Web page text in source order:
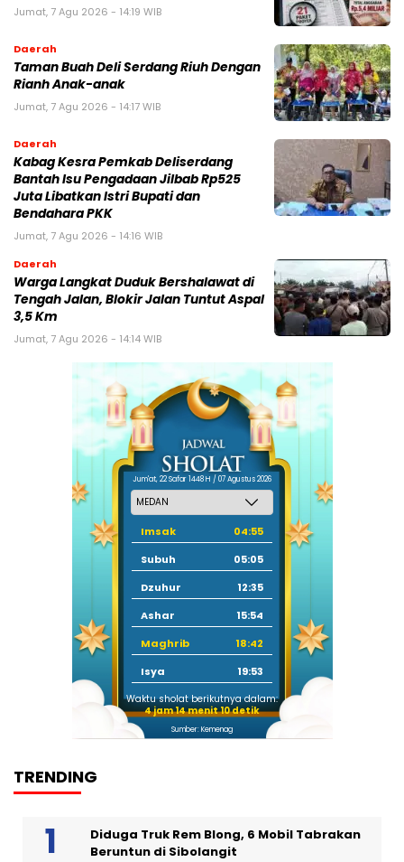
Jumat, 7 Agu 2026 - 14:19 WIB
Daerah
Taman Buah Deli Serdang Riuh Dengan
Rianh Anak-anak
Jumat, 7 Agu 2026 - 14:17 WIB
Daerah
Kabag Kesra Pemkab Deliserdang
Bantah Isu Pengadaan Jilbab Rp525
Juta Libatkan Istri Bupati dan
Bendahara PKK
Jumat, 7 Agu 2026 - 14:16 WIB
Daerah
Warga Langkat Duduk Bershalawat di
Tengah Jalan, Blokir Jalan Tuntut Aspal
3,5 Km
Jumat, 7 Agu 2026 - 14:14 WIB
Jum'at, 22 Safar 1448 H / 07 Agustus 2026
Imsak
04:55
Subuh
05:05
Dzuhur
12:35
Ashar
15:54
Maghrib
18:42
Isya
19:53
Waktu sholat berikutnya dalam:
4 jam 14 menit 9 detik
Sumber: Kemenag
TRENDING
Diduga Truk Rem Blong, 6 Mobil Tabrakan
Beruntun di Sibolangit